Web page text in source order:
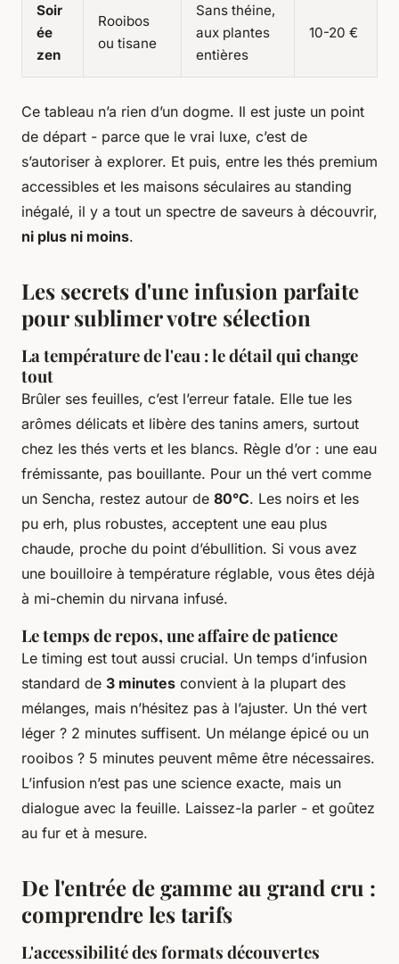
Soir
ée
zen
Rooibos
ou tisane
Sans théine,
aux plantes
entières
10-20 €
Ce tableau n’a rien d’un dogme. Il est juste un point
de départ - parce que le vrai luxe, c’est de
s’autoriser à explorer. Et puis, entre les thés premium
accessibles et les maisons séculaires au standing
inégalé, il y a tout un spectre de saveurs à découvrir,
ni plus ni moins.
Les secrets d'une infusion parfaite
pour sublimer votre sélection
La température de l'eau : le détail qui change
tout
Brûler ses feuilles, c’est l’erreur fatale. Elle tue les
arômes délicats et libère des tanins amers, surtout
chez les thés verts et les blancs. Règle d’or : une eau
frémissante, pas bouillante. Pour un thé vert comme
un Sencha, restez autour de 80°C. Les noirs et les
pu erh, plus robustes, acceptent une eau plus
chaude, proche du point d’ébullition. Si vous avez
une bouilloire à température réglable, vous êtes déjà
à mi-chemin du nirvana infusé.
Le temps de repos, une affaire de patience
Le timing est tout aussi crucial. Un temps d’infusion
standard de 3 minutes convient à la plupart des
mélanges, mais n’hésitez pas à l’ajuster. Un thé vert
léger ? 2 minutes suffisent. Un mélange épicé ou un
rooibos ? 5 minutes peuvent même être nécessaires.
L’infusion n’est pas une science exacte, mais un
dialogue avec la feuille. Laissez-la parler - et goûtez
au fur et à mesure.
De l'entrée de gamme au grand cru :
comprendre les tarifs
L'accessibilité des formats découvertes